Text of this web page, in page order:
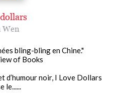
Wen
bling-bling en Chine."
of Books
d’humour noir, I Love Dollars
le......